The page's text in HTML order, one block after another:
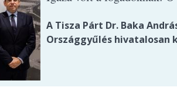
A Tisza Párt Dr. Baka
Országgyűlés hivatalosan